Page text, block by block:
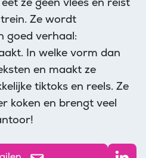
ze geen vlees en reist
Ze wordt
goed verhaal:
In welke vorm dan
en maakt ze
tiktoks en reels. Ze
koken en brengt veel